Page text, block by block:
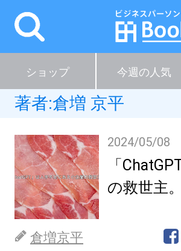
ショップ 今週の人気
著者:倉増 京平
2024/05/08
「
の救世主。
倉増京平